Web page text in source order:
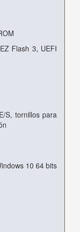
Flash 3, UEFI
S, tornillos para
10 64 bits